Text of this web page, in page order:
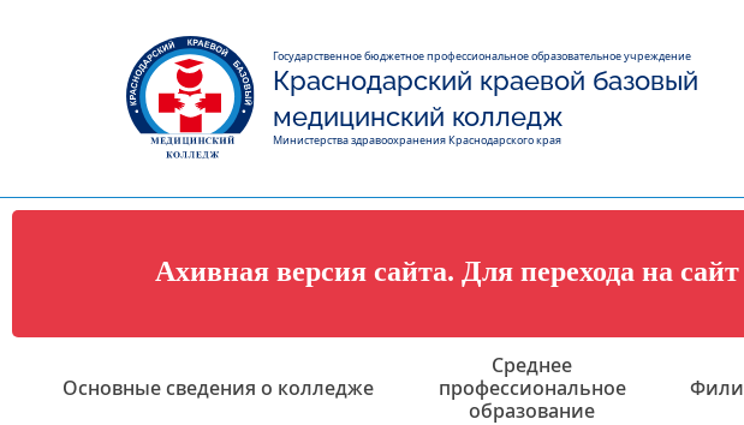
Государственное бюджетное профессиональное образовательное учреждение
Краснодарский краевой базовый
медицинский колледж
Министерства здравоохранения Краснодарского края
Ахивная версия сайта. Для перехода на
Основные сведения о колледже
Среднее
профессиональное
образование